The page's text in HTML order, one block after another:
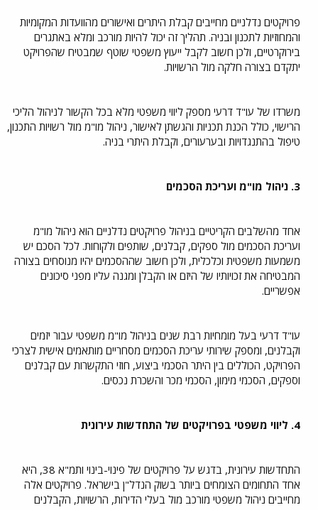
פרויקטים נדלניים מחייבים קבלת היתרים ואישורים מהוועדות המקומיות
והמחוזיות לתכנון ובניה. תהליך זה יכול להיות מורכב ומלא באתגרים
בירוקרטיים, ולכן חשוב לקבל ייעוץ משפטי שוטף שמבטיח שהפרויקט
יתקדם בצורה חלקה מול הרשויות.
משרדו של עו"ד דרעי מספק ליווי משפטי מלא בכל הקשור לניהול הליכי
הרישוי, כולל הכנת תכניות והגשתן לאישור, ניהול מו"מ מול רשויות התכנון,
טיפול בהתנגדויות ובערעורים, וקבלת היתרי בניה.
3. ניהול מו"מ ועריכת הסכמים
אחד מהשלבים הקריטיים בניהול פרויקטים נדלניים הוא ניהול מו"מ
ועריכת הסכמים מול ספקים, קבלנים, שותפים ולקוחות. לכל הסכם יש
משמעות משפטית וכלכלית, ולכן חשוב שההסכמים יהיו מנוסחים בצורה
המבטיחה את זכויותיו של היזם או הקבלן ומגנה עליו מפני סיכונים
אפשריים.
עו"ד דרעי בעל מומחיות רבת שנים בניהול מו"מ משפטי עבור יזמים
וקבלנים, ומספק שירותי עריכת הסכמים מסחריים מותאמים אישית לצרכי
הפרויקט, הכוללים בין היתר הסכמי ביצוע, חוזי התקשרות עם קבלנים
וספקים, הסכמי מימון, הסכמי מכר והשכרת נכסים.
4. ליווי משפטי בפרויקטים של התחדשות עירונית
התחדשות עירונית, בדגש על פרויקטים של פינוי-בינוי ותמ"א 38, היא
אחד התחומים הצומחים ביותר בשוק הנדל"ן בישראל. פרויקטים אלה
מחייבים ניהול משפטי מורכב מול בעלי הדירות, הרשויות, הקבלנים